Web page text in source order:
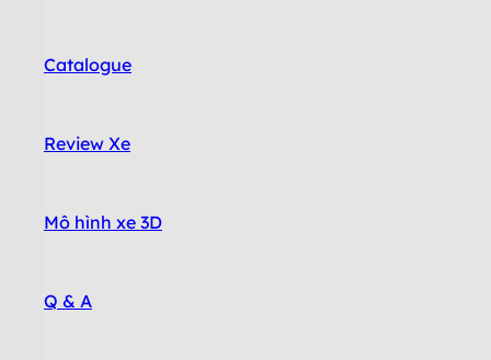
Catalogue
Review Xe
Mô hình xe 3D
Q & A